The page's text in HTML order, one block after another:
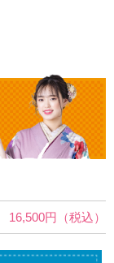
16,500円（税込）